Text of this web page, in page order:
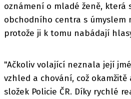
oznámení o mladé ženě, která
obchodního centra s úmyslem
protože ji k tomu nabádají
"Ačkoliv volající neznala její
vzhled a chování, což okamžitě
složek Policie ČR. Díky rychlé